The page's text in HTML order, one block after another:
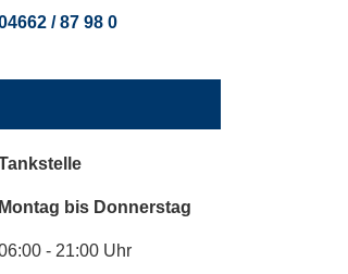
/ 87 98 0
Montag bis Donnerstag
- 21:00 Uhr